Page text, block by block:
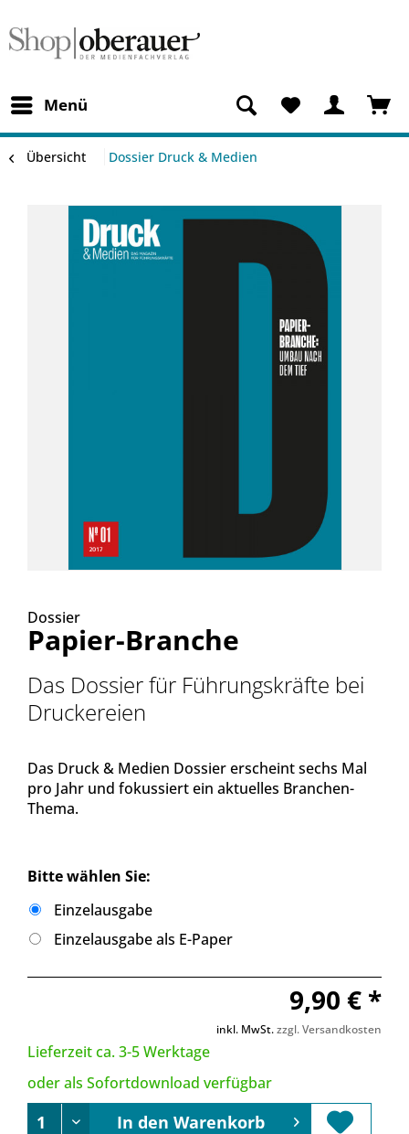
Menü
Übersicht Dossier Druck & Medien
Dossier
Papier-Branche
Das Dossier für Führungskräfte bei
Druckereien
Das Druck & Medien Dossier erscheint sechs Mal
pro Jahr und fokussiert ein aktuelles Branchen-
Thema.
Bitte wählen Sie:
Einzelausgabe
Einzelausgabe als E-Paper
9,90 € *
inkl. MwSt.zzgl. Versandkosten
Lieferzeit ca. 3-5 Werktage
oder als Sofortdownload verfügbar
In den Warenkorb